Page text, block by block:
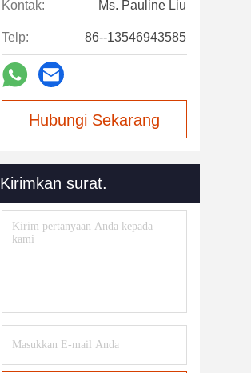
Kontak: Ms. Pauline Liu
Telp: 86--13546943585
Hubungi Sekarang
Kirimkan surat.